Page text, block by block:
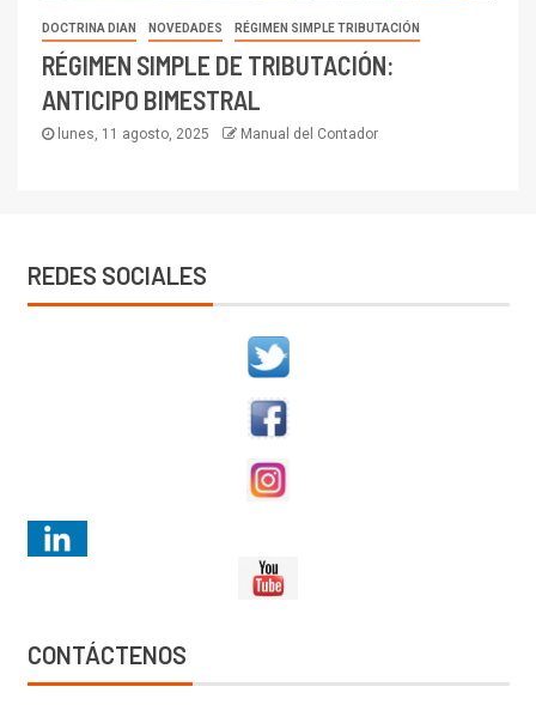
DOCTRINA DIAN NOVEDADES RÉGIMEN SIMPLE TRIBUTACIÓN
RÉGIMEN SIMPLE DE TRIBUTACIÓN:
ANTICIPO BIMESTRAL
lunes, 11 agosto, 2025 Manual del Contador
REDES SOCIALES
CONTÁCTENOS